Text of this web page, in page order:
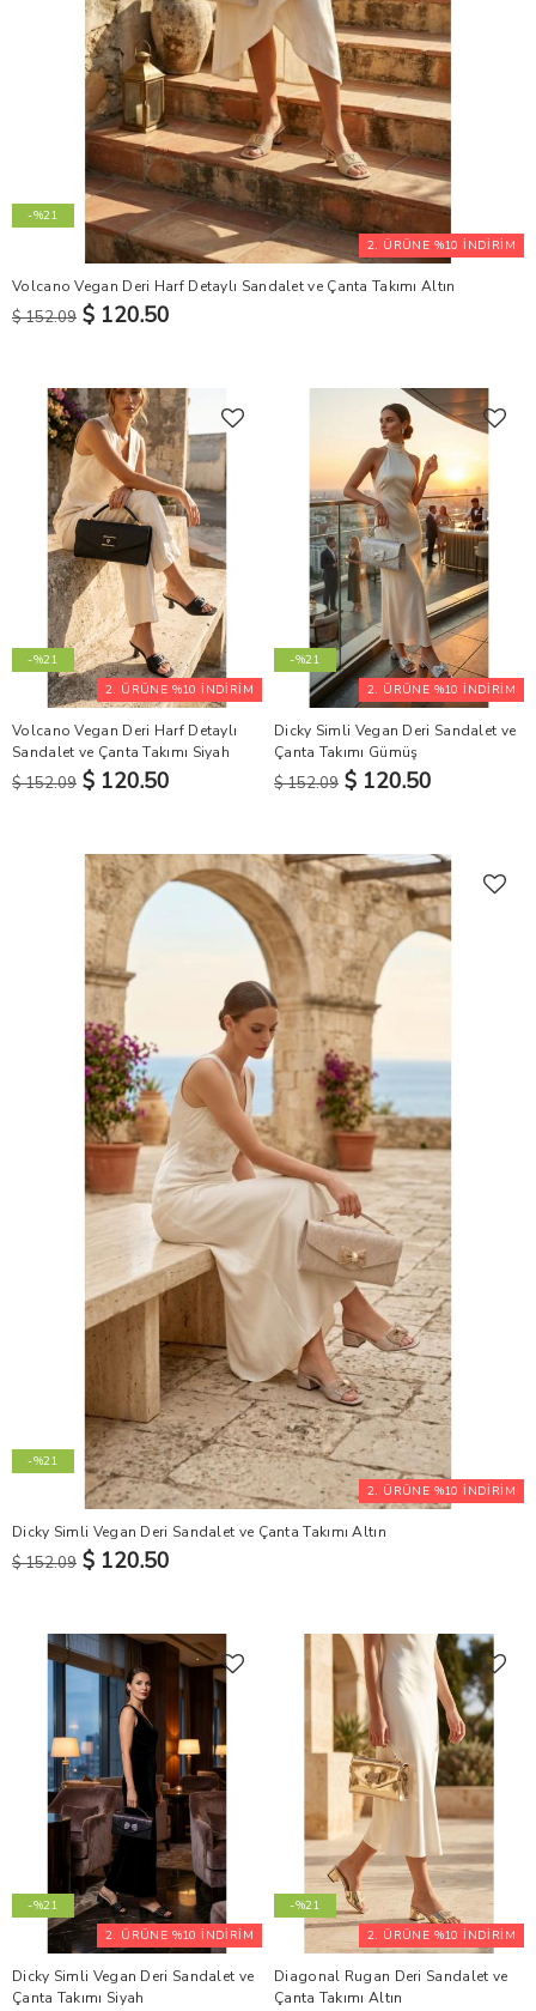
2. ÜRÜNE %10 İNDİRİM
-%21
Volcano Vegan Deri Harf Detaylı Sandalet ve Çanta Takımı Altın
$ 152.09 $ 120.50
2. ÜRÜNE %10 İNDİRİM
-%21
Volcano Vegan Deri Harf Detaylı
Sandalet ve Çanta Takımı Siyah
$ 152.09 $ 120.50
2. ÜRÜNE %10 İNDİRİM
-%21
Dicky Simli Vegan Deri Sandalet ve
Çanta Takımı Gümüş
$ 152.09 $ 120.50
2. ÜRÜNE %10 İNDİRİM
-%21
Dicky Simli Vegan Deri Sandalet ve Çanta Takımı Altın
$ 152.09 $ 120.50
2. ÜRÜNE %10 İNDİRİM
-%21
Dicky Simli Vegan Deri Sandalet ve
Çanta Takımı Siyah
2. ÜRÜNE %10 İNDİRİM
-%21
Diagonal Rugan Deri Sandalet ve
Çanta Takımı Altın